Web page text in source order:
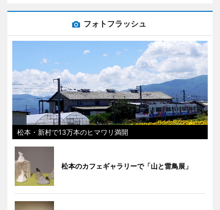
フォトフラッシュ
松本・新村で13万本のヒマワリ満開
松本のカフェギャラリーで「山と雷鳥展」